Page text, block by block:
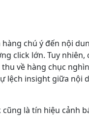
chú ý đến nội
click lớn. Tuy
về hàng chục
insight giữa nội
là tín hiệu cảnh